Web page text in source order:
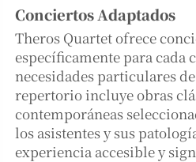
Conciertos Adaptados
Theros Quartet ofrece
específicamente para cada
necesidades particulares
repertorio incluye obras
contemporáneas
los asistentes y sus
experiencia accesible y